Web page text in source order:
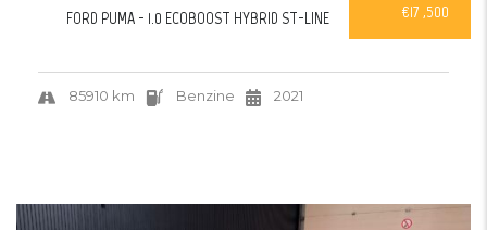
€17 ,500
FORD PUMA - 1.0 ECOBOOST HYBRID ST-LINE
85910 km Benzine 2021
44